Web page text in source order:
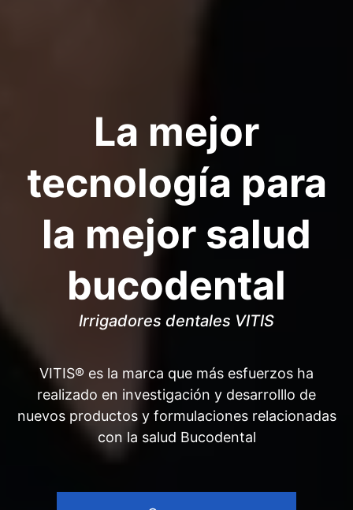
La mejor
tecnología para
la mejor salud
bucodental
Irrigadores dentales VITIS
VITIS® es la marca que más esfuerzos ha
realizado en investigación y desarrolllo de
nuevos productos y formulaciones relacionadas
con la salud Bucodental